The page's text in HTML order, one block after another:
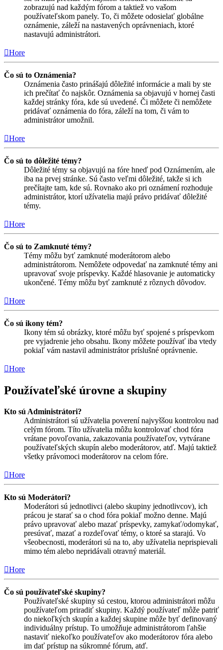
zobrazujú nad každým fórom a taktiež vo vašom
používateľskom panely. To, či môžete odosielať globálne
oznámenie, záleží na nastavených oprávneniach, ktoré
nastavujú administrátori.
Hore
Čo sú to Oznámenia?
Oznámenia často prinášajú dôležité informácie a mali by ste
ich prečítať čo najskôr. Oznámenia sa objavujú v hornej časti
každej stránky fóra, kde sú uvedené. Či môžete či nemôžete
pridávať oznámenia do fóra, záleží na tom, či vám to
administrátor umožnil.
Hore
Čo sú to dôležité témy?
Dôležité témy sa objavujú na fóre hneď pod Oznámením, ale
iba na prvej stránke. Sú často veľmi dôležité, takže si ich
prečítajte tam, kde sú. Rovnako ako pri oznámení rozhoduje
administrátor, ktorí užívatelia majú právo pridávať dôležité
témy.
Hore
Čo sú to Zamknuté témy?
Témy môžu byť zamknuté moderátorom alebo
administrátorom. Nemôžete odpovedať na zamknuté témy ani
upravovať svoje príspevky. Každé hlasovanie je automaticky
ukončené. Témy môžu byť zamknuté z rôznych dôvodov.
Hore
Čo sú ikony tém?
Ikony tém sú obrázky, ktoré môžu byť spojené s príspevkom
pre vyjadrenie jeho obsahu. Ikony môžete používať iba vtedy
pokiaľ vám nastavil administrátor príslušné oprávnenie.
Hore
Používateľské úrovne a skupiny
Kto sú Administrátori?
Administrátori sú užívatelia poverení najvyššou kontrolou nad
celým fórom. Títo užívatelia môžu kontrolovať chod fóra
vrátane povoľovania, zakazovania používateľov, vytvárane
používateľských skupín alebo moderátorov, atď. Majú taktiež
všetky právomoci moderátorov na celom fóre.
Hore
Kto sú Moderátori?
Moderátori sú jednotlivci (alebo skupiny jednotlivcov), ich
prácou je starať sa o chod fóra pokiaľ možno denne. Majú
právo upravovať alebo mazať príspevky, zamykať/odomykať,
presúvať, mazať a rozdeľovať témy, o ktoré sa starajú. Vo
všeobecnosti, moderátori sú na to, aby užívatelia neprispievali
mimo tém alebo nepridávali otravný materiál.
Hore
Čo sú používateľské skupiny?
Používateľské skupiny sú cestou, ktorou administrátori môžu
používateľom priradiť skupiny. Každý používateľ môže patriť
do niekoľkých skupín a každej skupine môže byť definovaný
individuálny prístup. To umožňuje administrátorom ľahšie
nastaviť niekoľko používateľov ako moderátorov fóra alebo
im dať prístup na súkromné fórum, atď.